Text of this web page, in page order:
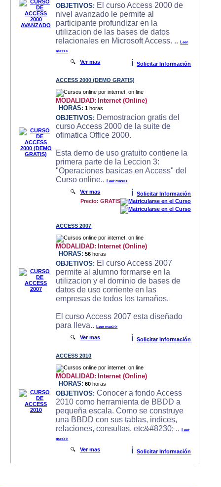
OBJETIVOS: El curso Access 2000 de
nivel avanzado le permite al
participante profundizar en la
utilizacion de las bases de datos
relacionales en Microsoft Access. ..Leer
mas>>
🔍Ver mas i Solicitar Información
ACCESS 2000 (DEMO GRATIS)
MODALIDAD: Internet (Online)
HORAS: 1 horas
OBJETIVOS: Demostracion gratis del
curso Access 2000 de la suite de
ofimatica Office 2000.
Esta demo de uso gratuito contiene la
primera parte de la Leccion 3:
"Operaciones basicas en Access" del
Curso online..Leer mas>>
🔍Ver mas i
Solicitar Información
Precio: GRATIS
ACCESS 2007
MODALIDAD: Internet (Online)
HORAS: 56 horas
OBJETIVOS: El curso Access 2007
permite al alumno formarse en la
utilizacion y el dominio de bases de
datos de uso corriente en las
empresas de todos los tamaños.
El curso Access 2007 esta diseñado
para lleva..Leer mas>>
🔍Ver mas i Solicitar Información
ACCESS 2010
MODALIDAD: Internet (Online)
HORAS: 60 horas
OBJETIVOS: Conocer a fondo Access
2010 como herramienta de BBDD a
pequeña escala. Como se construye
una BBDD con sus tablas, indices,
relaciones, consultas, etc&#8230; ..Leer
mas>>
🔍Ver mas i Solicitar Información